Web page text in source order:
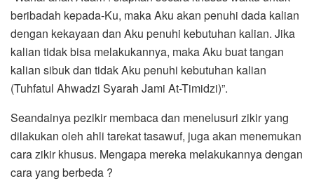
beribadah kepada-Ku, maka Aku akan penuhi dada kalian
dengan kekayaan dan Aku penuhi kebutuhan kalian. Jika
kalian tidak bisa melakukannya, maka Aku buat tangan
kalian sibuk dan tidak Aku penuhi kebutuhan kalian
(Tuhfatul Ahwadzi Syarah Jami At-Timidzi)”.
Seandainya pezikir membaca dan menelusuri zikir yang
dilakukan oleh ahli tarekat tasawuf, juga akan menemukan
cara zikir khusus. Mengapa mereka melakukannya dengan
cara yang berbeda ?